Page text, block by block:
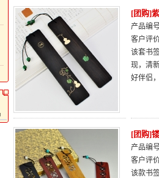
[团购]
产品编
客户评
该套书
现，清
好伴侣
[团购]
产品编
客户评
该款书